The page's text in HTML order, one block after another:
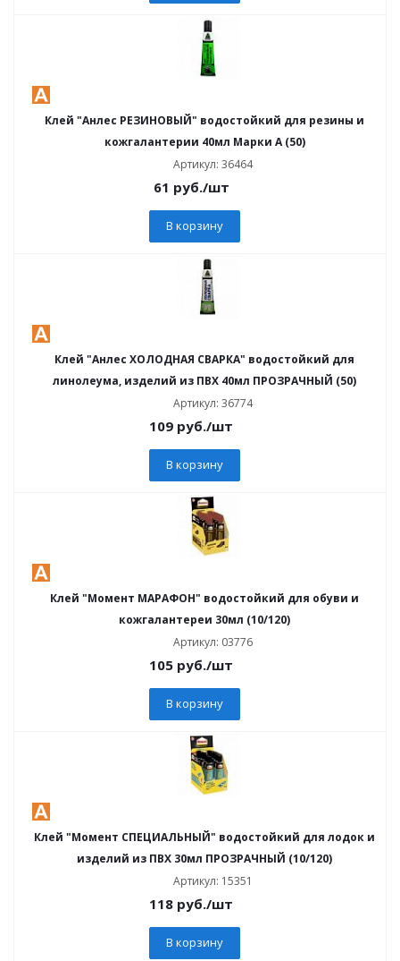
Клей "Анлес РЕЗИНОВЫЙ" водостойкий для резины и
кожгалантерии 40мл Марки А (50)
Артикул: 36464
61 руб./шт
В корзину
Клей "Анлес ХОЛОДНАЯ СВАРКА" водостойкий для
линолеума, изделий из ПВХ 40мл ПРОЗРАЧНЫЙ (50)
Артикул: 36774
109 руб./шт
В корзину
Клей "Момент МАРАФОН" водостойкий для обуви и
кожгалантереи 30мл (10/120)
Артикул: 03776
105 руб./шт
В корзину
Клей "Момент СПЕЦИАЛЬНЫЙ" водостойкий для лодок и
изделий из ПВХ 30мл ПРОЗРАЧНЫЙ (10/120)
Артикул: 15351
118 руб./шт
В корзину